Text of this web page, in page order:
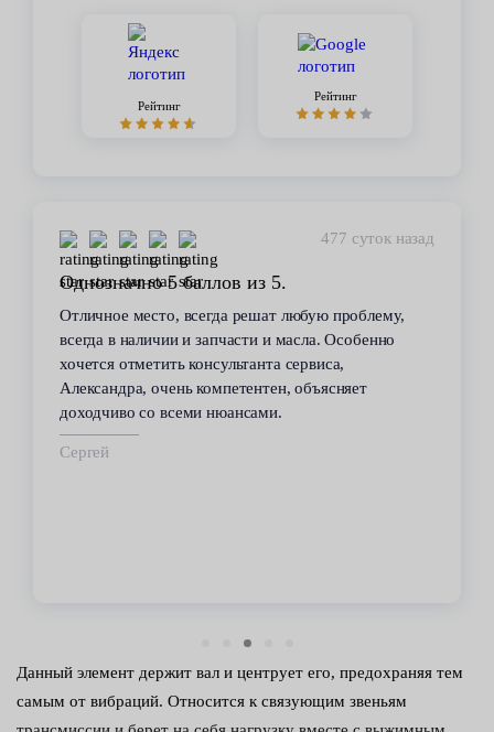
Рейтинг
Рейтинг
448 суток назад
Стабильное качество
В течение 6 лет пользуюсь услугами данного
сервиса. Высокий профессионализм персонала
всегда помогал решить возникающие с
автомобилем проблемы. Все работы по
техобслуживанию проводились качественно и в
срок.
Данный элемент держит вал и центрует его, предохраняя тем
самым от вибраций. Относится к связующим звеньям